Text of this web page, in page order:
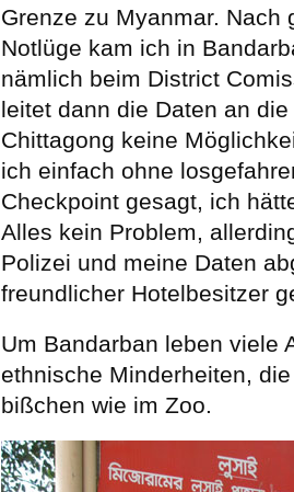
Grenze zu Myanmar. Nach
Notlüge kam ich in
nämlich beim District
leitet dann die Daten an
Chittagong keine
ich einfach ohne
Checkpoint gesagt, ich
Alles kein Problem,
Polizei und meine Daten
freundlicher Hotelbesitzer
Um Bandarban leben viele
ethnische Minderheiten,
bißchen wie im Zoo.